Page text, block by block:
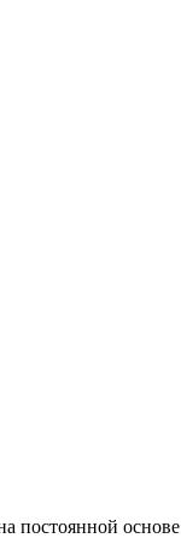
постоянной основе